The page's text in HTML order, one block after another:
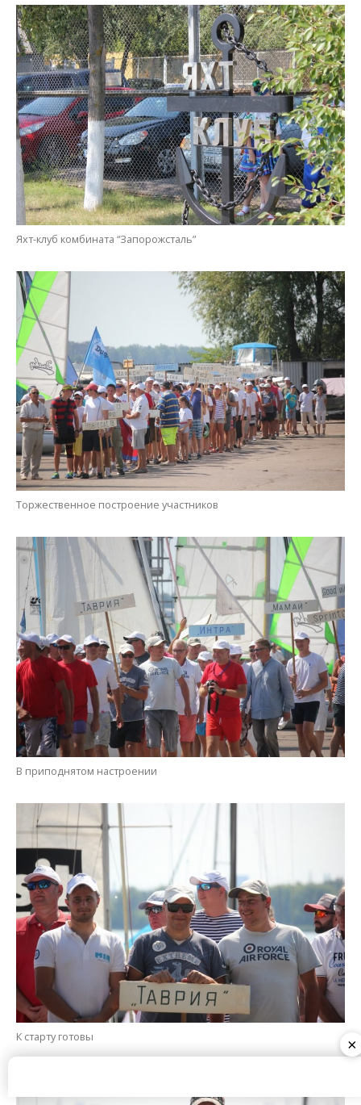
Яхт-клуб комбината “Запорожсталь”
Торжественное построение участников
В приподнятом настроении
К старту готовы
×